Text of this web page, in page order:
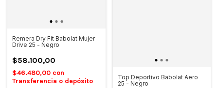
Remera Dry Fit Babolat Mujer
Drive 25 - Negro
$58.100,00
$46.480,00 con
Transferencia o depósito
Top Deportivo Babolat Aero
25 - Negro